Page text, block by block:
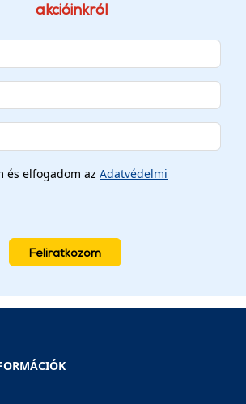
akcióinkról
és elfogadom az Adatvédelmi
Feliratkozom